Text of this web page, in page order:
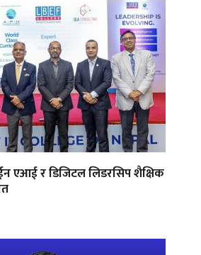
एआई र डिजिटल लिडरसिप शैक्षिक